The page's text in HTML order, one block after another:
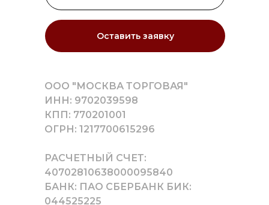
Оставить заявку
ООО "МОСКВА ТОРГОВАЯ"
ИНН: 9702039598
КПП: 770201001
ОГРН: 1217700615296
РАСЧЕТНЫЙ СЧЕТ:
40702810638000095840
БАНК: ПАО СБЕРБАНК БИК:
044525225